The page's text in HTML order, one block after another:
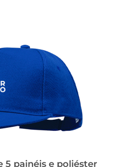
5 painéis e poliéster